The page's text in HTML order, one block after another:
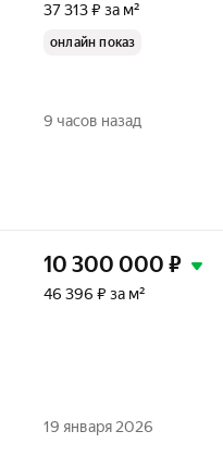
37 313 ₽ за м²
онлайн показ
9 часов назад
10 300 000 ₽
46 396 ₽ за м²
19 января 2026